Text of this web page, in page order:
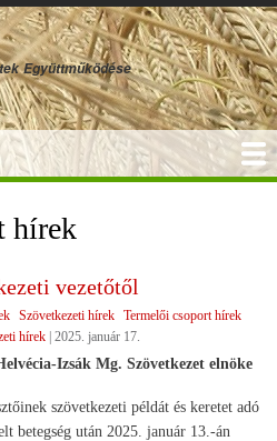
Ugrás
a
tartalomra
Együttműködése
hírek
vezetőtől
Szövetkezeti hírek Termelői csoport hírek
hírek 2025. január 17.
Izsák Mg. Szövetkezet elnöke
szövetkezeti példát és keretet adó
betegség után 2025. január 13.-án